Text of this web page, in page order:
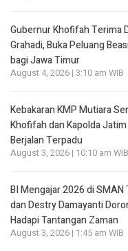
Gubernur Khofifah Terima
Grahadi, Buka Peluang
bagi Jawa Timur
August 4, 2026 | 3:10 am WIB
Kebakaran KMP Mutiara
Khofifah dan Kapolda
Berjalan Terpadu
August 3, 2026 | 10:10 am WIB
BI Mengajar 2026 di SMAN
dan Destry Damayanti
Hadapi Tantangan Zaman
August 3, 2026 | 1:45 am WIB